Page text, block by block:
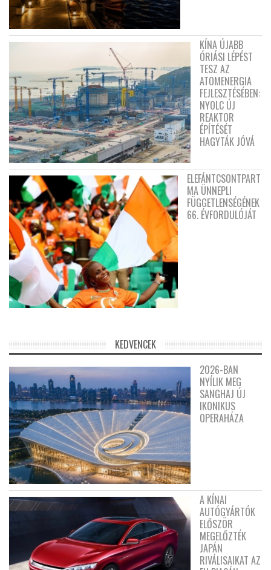
KÍNA ÚJABB
ÓRIÁSI LÉPÉST
TESZ AZ
ATOMENERGIA
FEJLESZTÉSÉBEN:
NYOLC ÚJ
REAKTOR
ÉPÍTÉSÉT
HAGYTÁK JÓVÁ
ELEFÁNTCSONTPART
MA ÜNNEPLI
FÜGGETLENSÉGÉNEK
66. ÉVFORDULÓJÁT
KEDVENCEK
2026-BAN
NYÍLIK MEG
SANGHAJ ÚJ
IKONIKUS
OPERAHÁZA
A KÍNAI
AUTÓGYÁRTÓK
ELŐSZÖR
MEGELŐZTÉK
JAPÁN
RIVÁLISAIKAT AZ